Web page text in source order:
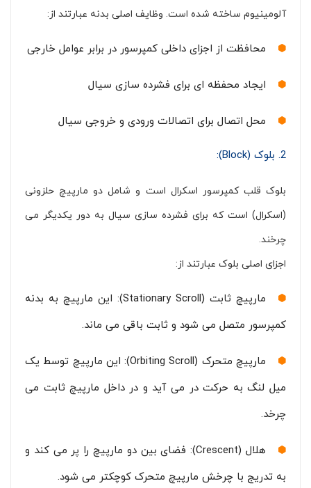
آلومینیوم ساخته شده است. وظایف اصلی بدنه عبارتند از:
محافظت از اجزای داخلی کمپرسور در برابر عوامل خارجی
ایجاد محفظه ای برای فشرده سازی سیال
محل اتصال برای اتصالات ورودی و خروجی سیال
2. بلوک (Block):
بلوک قلب کمپرسور اسکرال است و شامل دو مارپیچ حلزونی
(اسکرال) است که برای فشرده سازی سیال به دور یکدیگر می
چرخند.
اجزای اصلی بلوک عبارتند از:
مارپیچ ثابت (Stationary Scroll): این مارپیچ به بدنه
کمپرسور متصل می شود و ثابت باقی می ماند.
مارپیچ متحرک (Orbiting Scroll): این مارپیچ توسط یک
میل لنگ به حرکت در می آید و در داخل مارپیچ ثابت می
چرخد.
هلال (Crescent): فضای بین دو مارپیچ را پر می کند و
به تدریج با چرخش مارپیچ متحرک کوچکتر می شود.